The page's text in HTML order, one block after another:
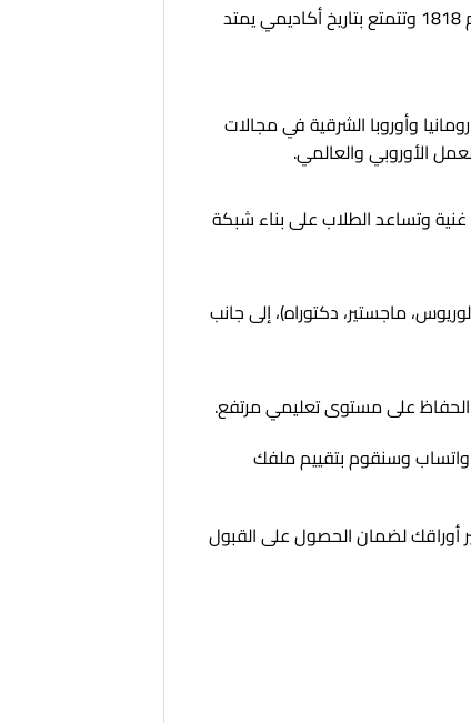
ليست مجرد جامعة عادية؛ إنها واحدة من أقدم وأقوى الجامعات التقنية في رومانيا وأوروبا الشرقية، حيث تأسست عام 1818 وتتمتع بتاريخ أكاديمي يمتد
وأوروبا الشرقية في مجالات
الأوروبي والعالمي.
وتساعد الطلاب على بناء شبكة
ماجستير، دكتوراه)، إلى جانب
الحفاظ على مستوى تعليمي مرتفع.
وسنقوم بتقييم ملفك
أوراقك لضمان الحصول على القبول